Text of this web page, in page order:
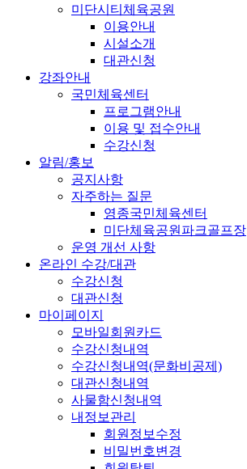
미단시티체육공원
이용안내
시설소개
대관신청
강좌안내
국민체육센터
프로그램안내
이용 및 접수안내
수강신청
알림/홍보
공지사항
자주하는 질문
영종국민체육센터
미단체육공원파크골프장
운영 개선 사항
온라인 수강/대관
수강신청
대관신청
마이페이지
모바일회원카드
수강신청내역
수강신청내역(문화비공제)
대관신청내역
사물함신청내역
내정보관리
회원정보수정
비밀번호변경